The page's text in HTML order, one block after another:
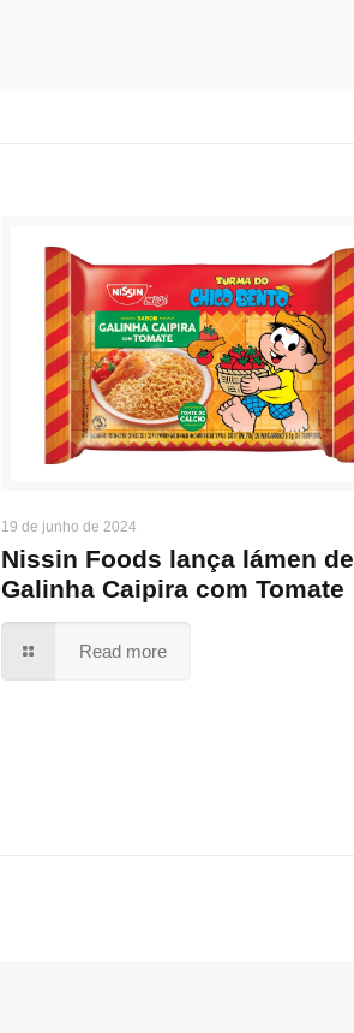
19 de junho de 2024
Nissin Foods lança lámen de
Galinha Caipira com Tomate
Read more